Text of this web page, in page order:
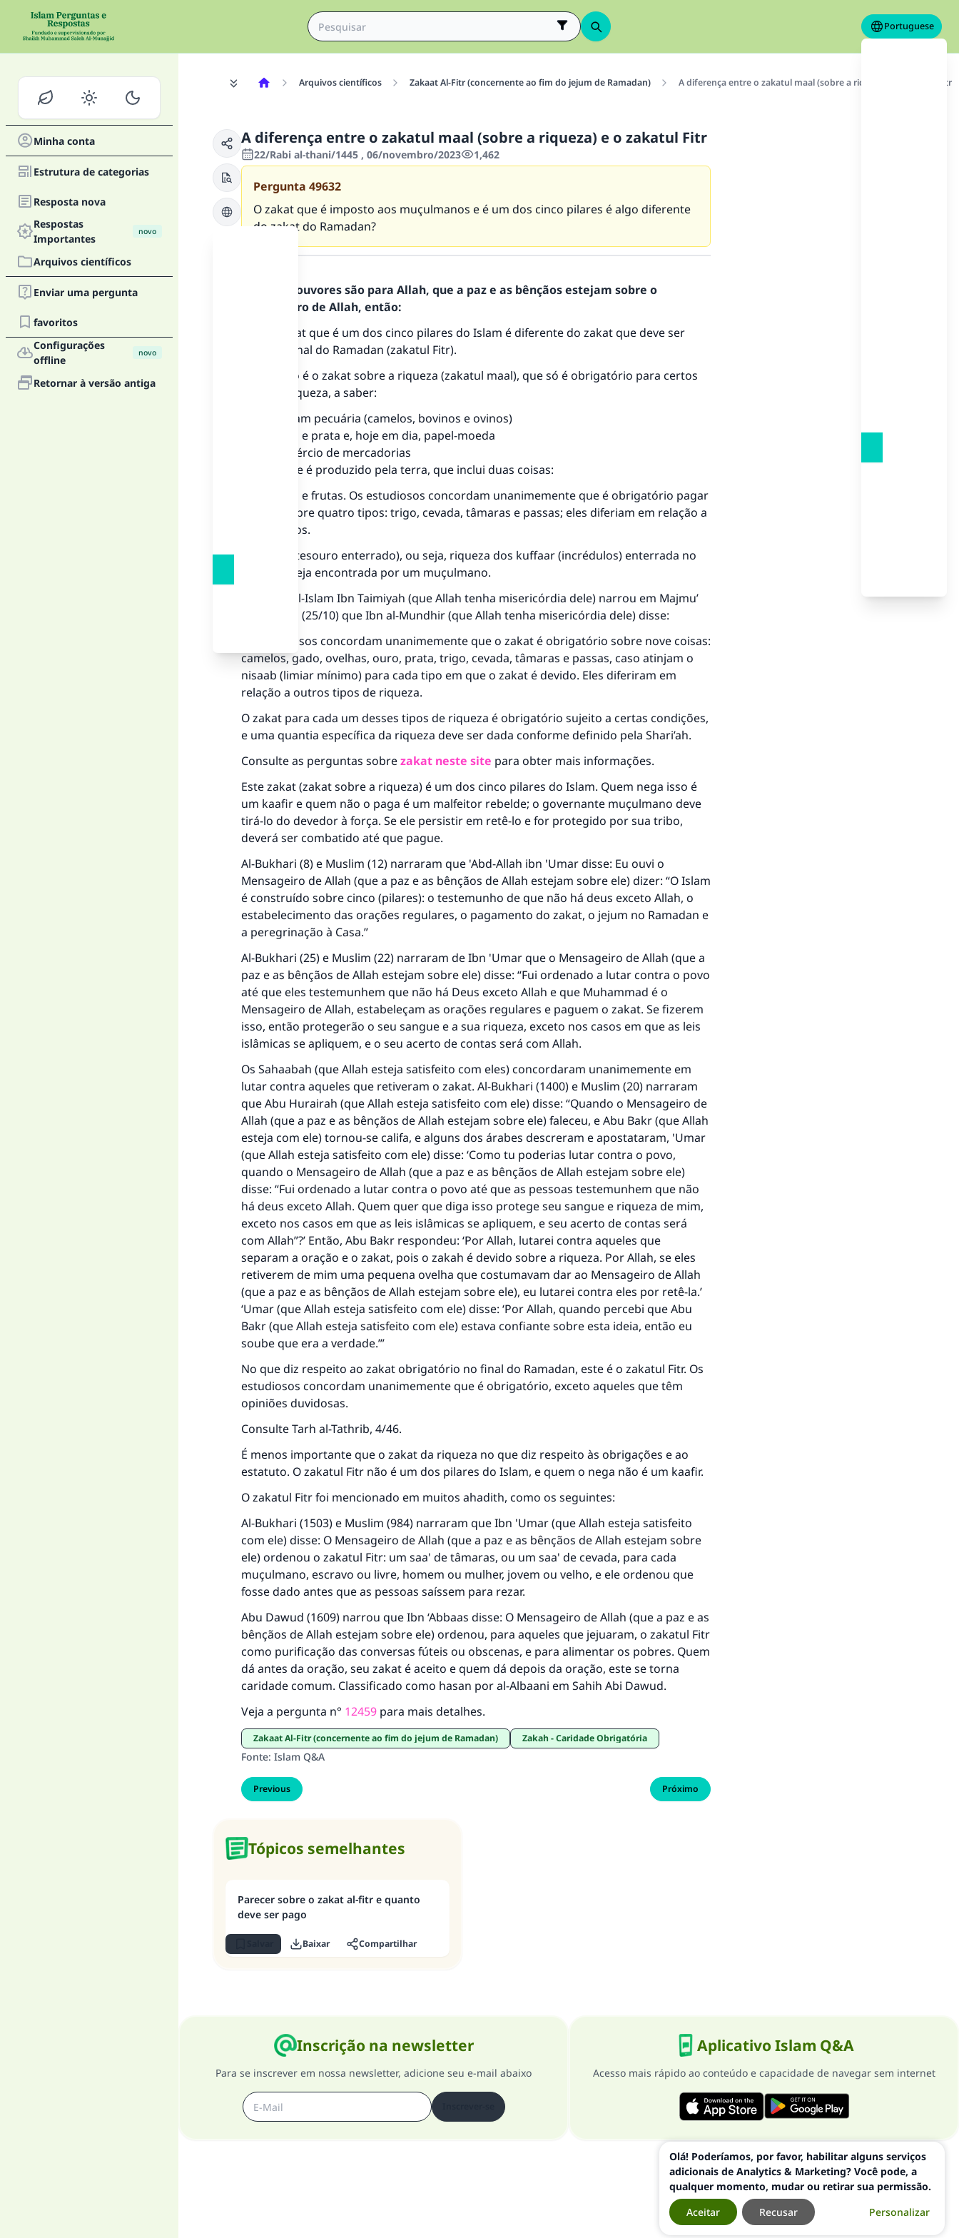
Portuguese
Minha conta
Estrutura de categorias
Resposta nova
Respostas
Importantes
novo
Arquivos científicos
Enviar uma pergunta
favoritos
Configurações
offline
novo
Retornar à versão antiga
Arquivos científicos Zakaat Al-Fitr (concernente ao fim do jejum de Ramadan) A diferença entre o zakatul maal (sobre a riqueza) e o zakatul Fitr
A diferença entre o zakatul maal (sobre a riqueza) e o zakatul Fitr
22/Rabi al-thani/1445 , 06/novembro/2023 1,462
Pergunta 49632
O zakat que é imposto aos muçulmanos e é um dos cinco pilares é algo diferente
do zakat do Ramadan?
Todos os louvores são para Allah, que a paz e as bênçãos estejam sobre o
Mensageiro de Allah, então:
Sim, o zakat que é um dos cinco pilares do Islam é diferente do zakat que deve ser
pago no final do Ramadan (zakatul Fitr).
O primeiro é o zakat sobre a riqueza (zakatul maal), que só é obrigatório para certos
tipos de riqueza, a saber:
An'aam pecuária (camelos, bovinos e ovinos)
Ouro e prata e, hoje em dia, papel-moeda
Comércio de mercadorias
O que é produzido pela terra, que inclui duas coisas:
a. Culturas e frutas. Os estudiosos concordam unanimemente que é obrigatório pagar
o zakat sobre quatro tipos: trigo, cevada, tâmaras e passas; eles diferiam em relação a
outros tipos.
b. Rikaaz (tesouro enterrado), ou seja, riqueza dos kuffaar (incrédulos) enterrada no
solo que seja encontrada por um muçulmano.
O Shaikh al-Islam Ibn Taimiyah (que Allah tenha misericórdia dele) narrou em Majmu’
(25/10) que Ibn al-Mundhir (que Allah tenha misericórdia dele) disse:
Os estudiosos concordam unanimemente que o zakat é obrigatório sobre nove coisas:
camelos, gado, ovelhas, ouro, prata, trigo, cevada, tâmaras e passas, caso atinjam o
nisaab (limiar mínimo) para cada tipo em que o zakat é devido. Eles diferiram em
relação a outros tipos de riqueza.
O zakat para cada um desses tipos de riqueza é obrigatório sujeito a certas condições,
e uma quantia específica da riqueza deve ser dada conforme definido pela Shari’ah.
Consulte as perguntas sobrezakat neste site para obter mais informações.
Este zakat (zakat sobre a riqueza) é um dos cinco pilares do Islam. Quem nega isso é
um kaafir e quem não o paga é um malfeitor rebelde; o governante muçulmano deve
tirá-lo do devedor à força. Se ele persistir em retê-lo e for protegido por sua tribo,
deverá ser combatido até que pague.
Al-Bukhari (8) e Muslim (12) narraram que 'Abd-Allah ibn 'Umar disse: Eu ouvi o
Mensageiro de Allah (que a paz e as bênçãos de Allah estejam sobre ele) dizer: “O Islam
é construído sobre cinco (pilares): o testemunho de que não há deus exceto Allah, o
estabelecimento das orações regulares, o pagamento do zakat, o jejum no Ramadan e
a peregrinação à Casa.”
Al-Bukhari (25) e Muslim (22) narraram de Ibn 'Umar que o Mensageiro de Allah (que a
paz e as bênçãos de Allah estejam sobre ele) disse: “Fui ordenado a lutar contra o povo
até que eles testemunhem que não há Deus exceto Allah e que Muhammad é o
Mensageiro de Allah, estabeleçam as orações regulares e paguem o zakat. Se fizerem
isso, então protegerão o seu sangue e a sua riqueza, exceto nos casos em que as leis
islâmicas se apliquem, e o seu acerto de contas será com Allah.
Os Sahaabah (que Allah esteja satisfeito com eles) concordaram unanimemente em
lutar contra aqueles que retiveram o zakat. Al-Bukhari (1400) e Muslim (20) narraram
que Abu Hurairah (que Allah esteja satisfeito com ele) disse: “Quando o Mensageiro de
Allah (que a paz e as bênçãos de Allah estejam sobre ele) faleceu, e Abu Bakr (que Allah
esteja com ele) tornou-se califa, e alguns dos árabes descreram e apostataram, 'Umar
(que Allah esteja satisfeito com ele) disse: ‘Como tu poderias lutar contra o povo,
quando o Mensageiro de Allah (que a paz e as bênçãos de Allah estejam sobre ele)
disse: “Fui ordenado a lutar contra o povo até que as pessoas testemunhem que não
há deus exceto Allah. Quem quer que diga isso protege seu sangue e riqueza de mim,
exceto nos casos em que as leis islâmicas se apliquem, e seu acerto de contas será
com Allah”?’ Então, Abu Bakr respondeu: ‘Por Allah, lutarei contra aqueles que
separam a oração e o zakat, pois o zakah é devido sobre a riqueza. Por Allah, se eles
retiverem de mim uma pequena ovelha que costumavam dar ao Mensageiro de Allah
(que a paz e as bênçãos de Allah estejam sobre ele), eu lutarei contra eles por retê-la.’
‘Umar (que Allah esteja satisfeito com ele) disse: ‘Por Allah, quando percebi que Abu
Bakr (que Allah esteja satisfeito com ele) estava confiante sobre esta ideia, então eu
soube que era a verdade.’”
No que diz respeito ao zakat obrigatório no final do Ramadan, este é o zakatul Fitr. Os
estudiosos concordam unanimemente que é obrigatório, exceto aqueles que têm
opiniões duvidosas.
ConsulteTarh al-Tathrib, 4/46.
É menos importante que o zakat da riqueza no que diz respeito às obrigações e ao
estatuto. O zakatul Fitr não é um dos pilares do Islam, e quem o nega não é um kaafir.
O zakatul Fitr foi mencionado em muitos ahadith, como os seguintes:
Al-Bukhari (1503) e Muslim (984) narraram que Ibn 'Umar (que Allah esteja satisfeito
com ele) disse: O Mensageiro de Allah (que a paz e as bênçãos de Allah estejam sobre
ele) ordenou o zakatul Fitr: um saa' de tâmaras, ou um saa' de cevada, para cada
muçulmano, escravo ou livre, homem ou mulher, jovem ou velho, e ele ordenou que
fosse dado antes que as pessoas saíssem para rezar.
Abu Dawud (1609) narrou que Ibn ‘Abbaas disse: O Mensageiro de Allah (que a paz e as
bênçãos de Allah estejam sobre ele) ordenou, para aqueles que jejuaram, o zakatul Fitr
como purificação das conversas fúteis ou obscenas, e para alimentar os pobres. Quem
dá antes da oração, seu zakat é aceito e quem dá depois da oração, este se torna
caridade comum. Classificado como hasan por al-Albaani em Sahih Abi Dawud.
Veja a pergunta n° 12459 para mais detalhes.
Zakaat Al-Fitr (concernente ao fim do jejum de Ramadan) Zakah - Caridade Obrigatória
Fonte: Islam Q&A
Previous Próximo
Tópicos semelhantes
Parecer sobre o zakat al-fitr e quanto
deve ser pago
Baixar Compartilhar
Inscrição na newsletter
Para se inscrever em nossa newsletter, adicione seu e-mail abaixo
Aplicativo Islam Q&A
Acesso mais rápido ao conteúdo e capacidade de navegar sem internet
A resposta n° 110845 salvou um casamento.
Ajude-nos a responder à Ummah
O Profeta ﷺ disse,
"Quem quer que incentive outros a fazer o que é bom receberá a
mesma recompensa que aqueles que o fazem."
(MUSLIM, 1893)
CONTRIBUIR
Olá! Poderíamos, por favor, habilitar alguns serviços
adicionais de Analytics & Marketing? Você pode, a
qualquer momento, mudar ou retirar sua permissão.
Personalizar
Recusar
Aceitar